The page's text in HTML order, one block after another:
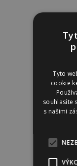
Tyto
cookie
souhlasíte
s našimi